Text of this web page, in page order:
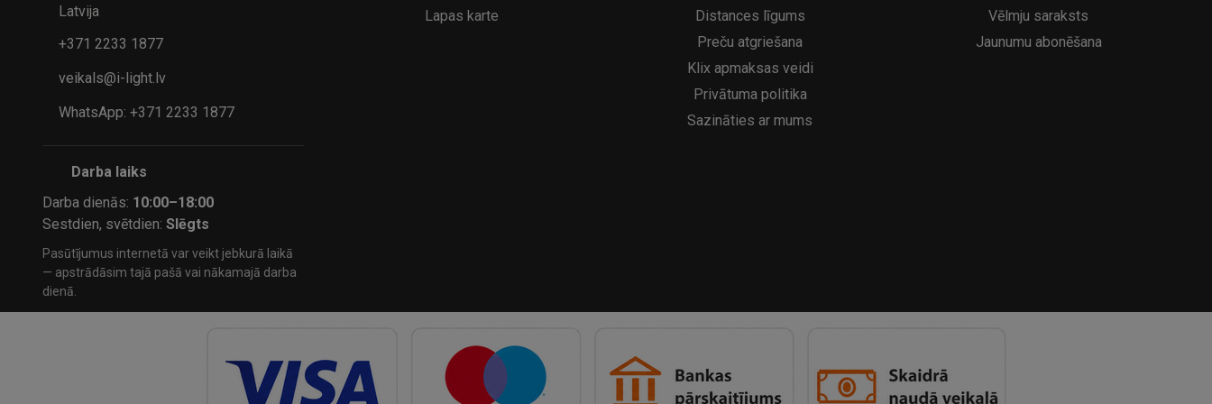
Latvija
+371 2233 1877
veikals@i-light.lv
WhatsApp: +371 2233 1877
Darba laiks
Darba dienās: 10:00–18:00
Sestdien, svētdien:Slēgts
Pasūtījumus internetā var veikt jebkurā laikā
— apstrādāsim tajā pašā vai nākamajā darba
dienā.
Lapas karte
Distances līgums
Preču atgriešana
Klix apmaksas veidi
Privātuma politika
Sazināties ar mums
Vēlmju saraksts
Jaunumu abonēšana